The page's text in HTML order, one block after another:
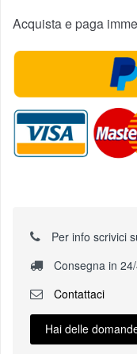
Acquista e paga
Per info scrivici
Consegna in
Contattaci
Hai delle